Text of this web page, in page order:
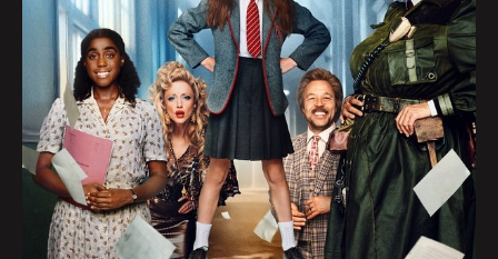
Kino
Popularno